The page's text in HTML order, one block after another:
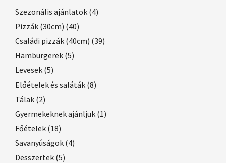
Szezonális ajánlatok (4)
Pizzák (30cm) (40)
Családi pizzák (40cm) (39)
Hamburgerek (5)
Levesek (5)
Előételek és saláták (8)
Tálak (2)
Gyermekeknek ajánljuk (1)
Főételek (18)
Savanyúságok (4)
Desszertek (5)